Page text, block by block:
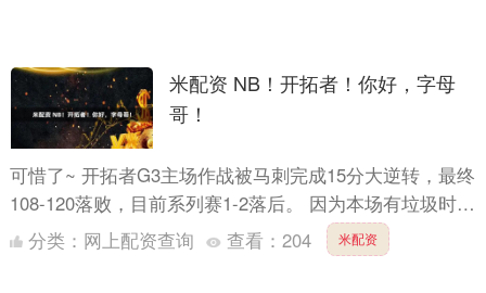
米配资 NB！开拓者！你好，字母
哥！
可惜了~ 开拓者G3主场作战被马刺完成15分大逆转，最终
108-120落败，目前系列赛1-2落后。 因为本场有垃圾时
间，我们的杨瀚森再次得到了上场机会，约一分钟....
分类： 网上配资查询 查看： 204 米配资